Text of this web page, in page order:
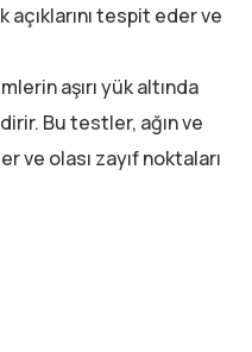
tespit eder ve
aşırı yük altında
Bu testler, ağın ve
ve olası zayıf noktaları